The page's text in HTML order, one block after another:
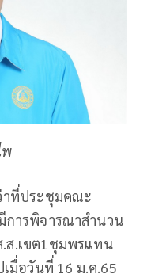
พ
าที่ประชุมคณะ
การพิจารณาสำนวน
.ส.เขต1ชุมพรแทน
มื่อวันที่ 16 ม.ค.65